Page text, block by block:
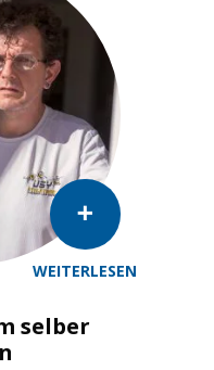
WEITERLESEN
selber